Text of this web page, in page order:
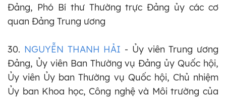
Đảng, Phó Bí thư Thường trực Đảng ủy các cơ
quan Đảng Trung ương
30. NGUYỄN THANH HẢI - Ủy viên Trung ương
Đảng, Ủy viên Ban Thường vụ Đảng ủy Quốc hội,
Ủy viên Ủy ban Thường vụ Quốc hội, Chủ nhiệm
Ủy ban Khoa học, Công nghệ và Môi trường của